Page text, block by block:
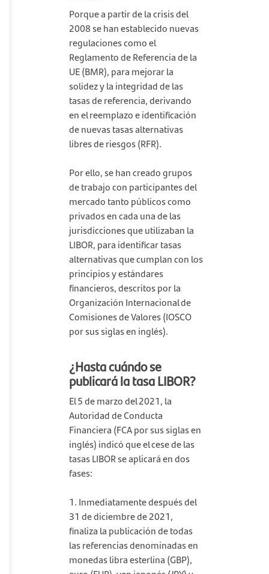
Porque a partir de la crisis del
2008 se han establecido nuevas
regulaciones como el
Reglamento de Referencia de la
UE (BMR), para mejorar la
solidez y la integridad de las
tasas de referencia, derivando
en el reemplazo e identificación
de nuevas tasas alternativas
libres de riesgos (RFR).
Por ello, se han creado grupos
de trabajo con participantes del
mercado tanto públicos como
privados en cada una de las
jurisdicciones que utilizaban la
LIBOR, para identificar tasas
alternativas que cumplan con los
principios y estándares
financieros, descritos por la
Organización Internacional de
Comisiones de Valores (IOSCO
por sus siglas en inglés).
¿Hasta cuándo se
publicará la tasa LIBOR?
El 5 de marzo del 2021, la
Autoridad de Conducta
Financiera (FCA por sus siglas en
inglés) indicó que el cese de las
tasas LIBOR se aplicará en dos
fases:
1. Inmediatamente después del
31 de diciembre de 2021,
finaliza la publicación de todas
las referencias denominadas en
monedas libra esterlina (GBP),